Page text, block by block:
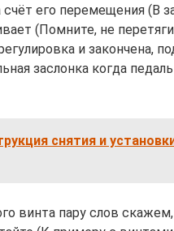
счёт его перемещения (В
(Помните, не
и закончена,
заслонка когда
снятия и
винта пару слов